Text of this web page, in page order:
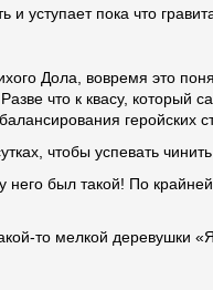
и уступает пока что
Дола, вовремя это
что к квасу,
чтобы успевать
него был такой! По
то мелкой деревушки